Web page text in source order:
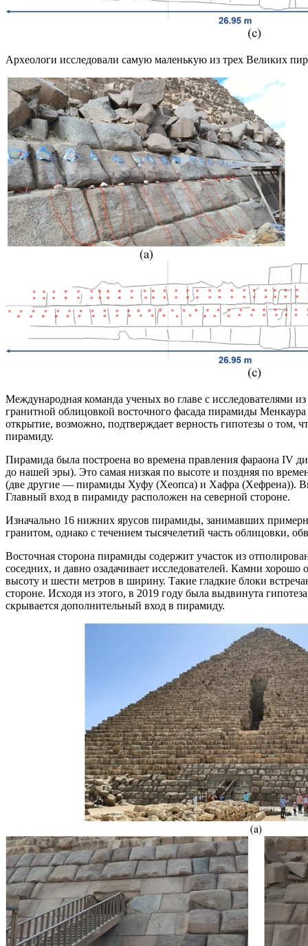
Археологи исследовали самую маленькую из трех Великих
Международная команда ученых во главе с исследователями
гранитной облицовкой восточного фасада пирамиды
открытие, возможно, подтверждает верность гипотезы о том,
пирамиду.
Пирамида была построена во времена правления фараона IV
до нашей эры). Это самая низкая по высоте и поздняя по
(две другие — пирамиды Хуфу (Хеопса) и Хафра (Хефрена)).
Главный вход в пирамиду расположен на северной стороне.
Изначально 16 нижних ярусов пирамиды, занимавших
гранитом, однако с течением тысячелетий часть облицовки,
Восточная сторона пирамиды содержит участок из
соседних, и давно озадачивает исследователей. Камни
высоту и шести метров в ширину. Такие гладкие блоки
стороне. Исходя из этого, в 2019 году была выдвинута
скрывается дополнительный вход в пирамиду.